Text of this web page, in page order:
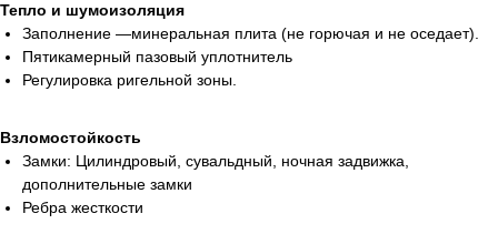
Тепло и шумоизоляция
Заполнение —минеральная плита (не горючая и не оседает).
Пятикамерный пазовый уплотнитель
Регулировка ригельной зоны.
Взломостойкость
Замки: Цилиндровый, сувальдный, ночная задвижка,
дополнительные замки
Ребра жесткости